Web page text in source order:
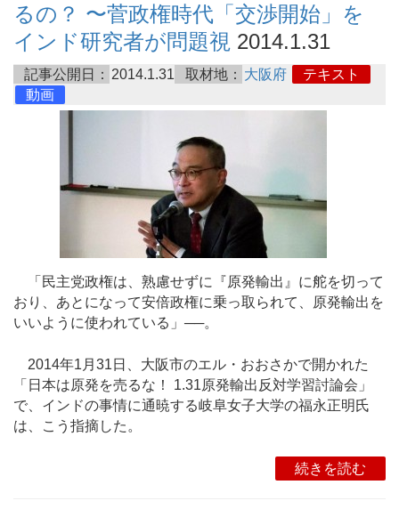
るの？ 〜菅政権時代「交渉開始」を
インド研究者が問題視 2014.1.31
記事公開日： 2014.1.31 取材地： 大阪府
テキスト
動画
「民主党政権は、熟慮せずに『原発輸出』に舵を切って
おり、あとになって安倍政権に乗っ取られて、原発輸出を
いいように使われている」──。
2014年1月31日、大阪市のエル・おおさかで開かれた
「日本は原発を売るな！ 1.31原発輸出反対学習討論会」
で、インドの事情に通暁する岐阜女子大学の福永正明氏
は、こう指摘した。
続きを読む